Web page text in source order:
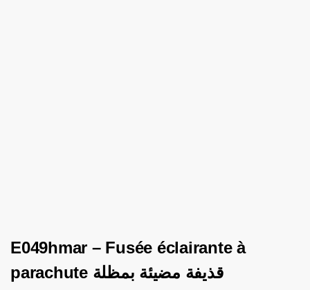
E049hmar – Fusée éclairante à
parachute قذيفة مضيئة بمظلة